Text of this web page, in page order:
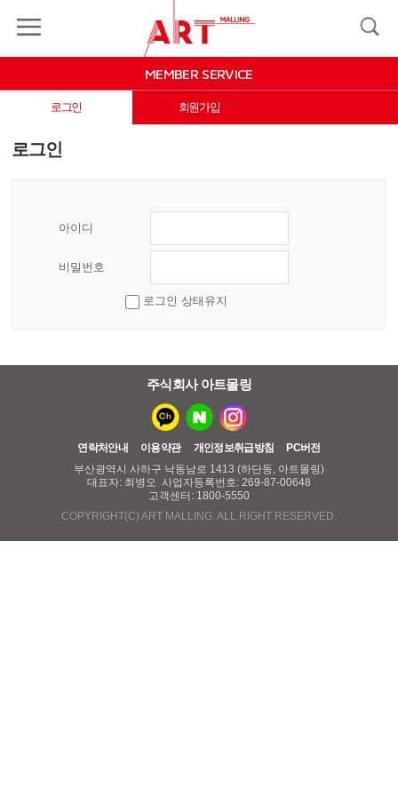
MEMBER SERVICE
로그인 회원가입
로그인
아이디
비밀번호
로그인 상태유지
주식회사 아트몰링
연락처안내 이용약관 개인정보취급방침
PC버전
부산광역시 사하구 낙동남로 1413 (하단동, 아트몰링)
대표자: 최병오 사업자등록번호: 269-87-00648
고객센터: 1800-5550
COPYRIGHT(C) ART MALLING. ALL RIGHT RESERVED.
MY
LOGIN
JOIN
MALLING
X Close